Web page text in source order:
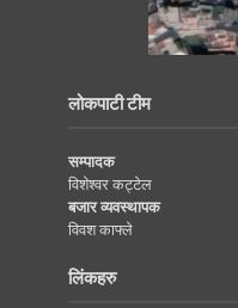
लोकपाटी टीम
सम्पादक
विशेश्वर कट्टेल
बजार व्यवस्थापक
विवश काफ्ले
लिंकहरु